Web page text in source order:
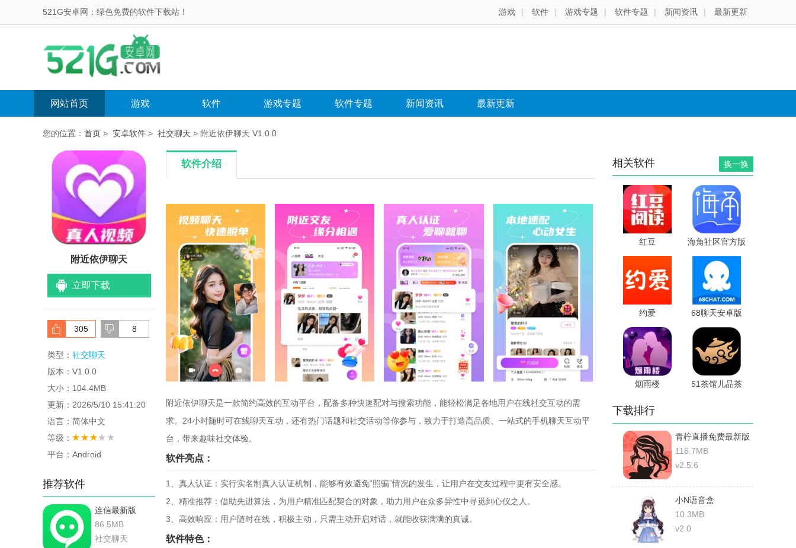
521G安卓网：绿色免费的软件下载站！ 游戏 | 软件 | 游戏专题 | 软件专题 | 新闻资讯 | 最新更新
网站首页 游戏 软件 游戏专题 软件专题 新闻资讯 最新更新
您的位置： 首页 > 安卓软件 > 社交聊天 > 附近依伊聊天 V1.0.0
附近依伊聊天
立即下载
305 8
类型： 社交聊天
版本：V1.0.0
大小：104.4MB
更新：2026/5/10 15:41:20
语言：简体中文
等级：
平台：Android
推荐软件
连信最新版
86.5MB
社交聊天
软件介绍
附近依伊聊天是一款简约高效的互动平台，配备多种快速配对与搜索功能，能轻松满足各地用户在线社交互动的需
求。24小时随时可在线聊天互动，还有热门话题和社交活动等你参与，致力于打造高品质、一站式的手机聊天互动平
台，带来趣味社交体验。
软件亮点：
1、真人认证：实行实名制真人认证机制，能够有效避免“照骗”情况的发生，让用户在交友过程中更有安全感。
2、精准推荐：借助先进算法，为用户精准匹配契合的对象，助力用户在众多异性中寻觅到心仪之人。
3、高效响应：用户随时在线，积极主动，只需主动开启对话，就能收获满满的真诚。
软件特色：
换一换
相关软件
红豆 海角社区官方版
约爱 68聊天安卓版
烟雨楼 51茶馆儿品茶
下载排行
青柠直播免费最新版
116.7MB
v2.5.6
小N语音盒
10.3MB
v2.0